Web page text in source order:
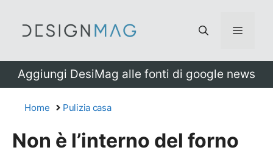
Menu
Aggiungi DesiMag alle fonti di google news
Home Pulizia casa
Non è l’interno del forno